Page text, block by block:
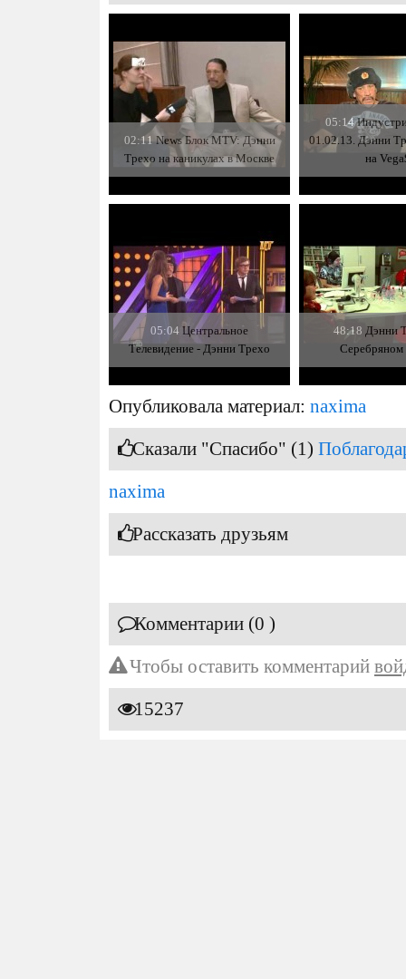
02:11News Блок MTV: Дэнни
Трехо на каникулах в Москве
05:14
01.02.13. Дэнни
на
05:04 Центральное
Телевидение - Дэнни Трехо
48:18 Дэнни
Опубликовала материал: naxima
Сказали "Спасибо" (1)
naxima
Рассказать друзьям
Комментарии (0 )
Чтобы оставить комментарий
15237